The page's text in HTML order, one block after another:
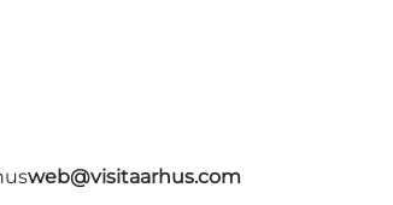
web@visitaarhus.com